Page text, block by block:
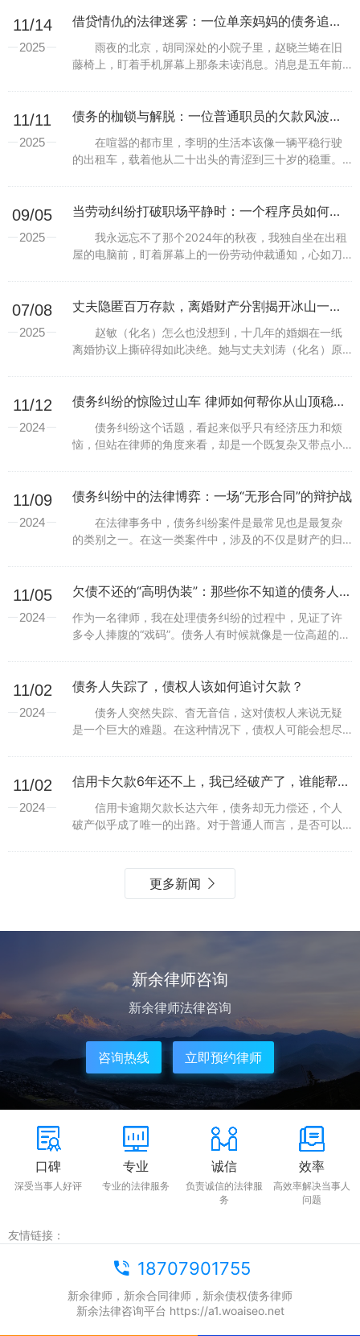
11/14
2025
借贷情仇的法律迷雾：一位单亲妈妈的债务追索之旅与民间借贷纠纷的司法解码
雨夜的北京，胡同深处的小院子里，赵晓兰蜷在旧
藤椅上，盯着手机屏幕上那条未读消息。消息是五年前
子攒学...
11/11
2025
债务的枷锁与解脱：一位普通职员的欠款风波与法律救赎
在喧嚣的都市里，李明的生活本该像一辆平稳行驶
的出租车，载着他从二十出头的青涩到三十岁的稳重。
同学...
09/05
2025
当劳动纠纷打破职场平静时：一个程序员如何在法庭上争取加班费并重获职业尊严
我永远忘不了那个2024年的秋夜，我独自坐在出租
屋的电脑前，盯着屏幕上的一份劳动仲裁通知，心如刀
年，却...
07/08
2025
丈夫隐匿百万存款，离婚财产分割揭开冰山一角：一场看似平静的离婚为何演变成激烈的财产争夺？
赵敏（化名）怎么也没想到，十几年的婚姻在一纸
离婚协议上撕碎得如此决绝。她与丈夫刘涛（化名）原
刘涛...
11/12
2024
债务纠纷的惊险过山车 律师如何帮你从山顶稳稳滑下来
债务纠纷这个话题，看起来似乎只有经济压力和烦
恼，但站在律师的角度来看，却是一个既复杂又带点小
等等”...
11/09
2024
债务纠纷中的法律博弈：一场“无形合同”的辩护战
在法律事务中，债务纠纷案件是最常见也是最复杂
的类别之一。在这一类案件中，涉及的不仅是财产的归
都是一次...
11/05
2024
欠债不还的“高明伪装”：那些你不知道的债务人秘密
作为一名律师，我在处理债务纠纷的过程中，见证了许
多令人捧腹的“戏码”。债务人有时候就像是一位高超的魔
11/02
2024
债务人失踪了，债权人该如何追讨欠款？
债务人突然失踪、杳无音信，这对债权人来说无疑
是一个巨大的难题。在这种情况下，债权人可能会想尽
合法手段...
11/02
2024
信用卡欠款6年还不上，我已经破产了，谁能帮我解围？
信用卡逾期欠款长达六年，债务却无力偿还，个人
破产似乎成了唯一的出路。对于普通人而言，是否可以
更多新闻
新余律师咨询
新余律师法律咨询
咨询热线 立即预约律师
口碑
深受当事人好评
专业
专业的法律服务
诚信
负责诚信的法律服
务
效率
高效率解决当事人
问题
友情链接：
18707901755
新余律师，新余合同律师，新余债权债务律师
新余法律咨询平台 https://a1.woaiseo.net